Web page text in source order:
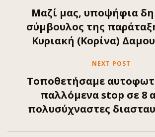
Μαζί μας, υποψήφια
σύμβουλος της
Κυριακή (Κορίνα)
NEXT POST
Τοποθετήσαμε
παλλόμενα stop σε 8
πολυσύχναστες